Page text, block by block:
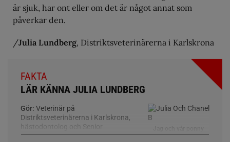
är sjuk, har ont eller om det är något annat som
påverkar den.
/Julia Lundberg, Distriktsveterinärerna i Karlskrona
FAKTA
LÄR KÄNNA JULIA LUNDBERG
Chanel.
Gör: Veterinär på
Distriktsveterinärerna i Karlskrona,
hästodontolog och Senior
distriktsveterinär.